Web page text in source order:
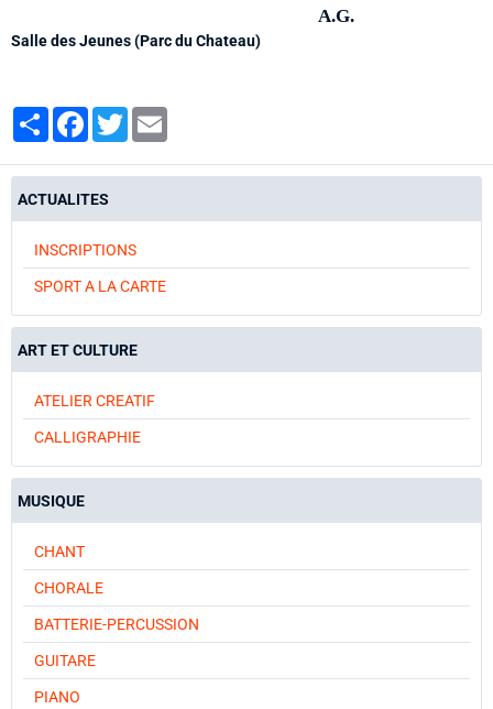
A.G.
Salle des Jeunes (Parc du Chateau)
PartagerFacebook
Twitter
ACTUALITES
INSCRIPTIONS
SPORT A LA CARTE
ART ET CULTURE
ATELIER CREATIF
CALLIGRAPHIE
MUSIQUE
CHANT
CHORALE
BATTERIE-PERCUSSION
GUITARE
PIANO